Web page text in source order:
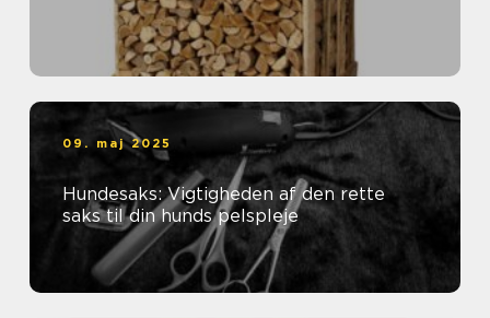
09. maj 2025
Hundesaks: Vigtigheden af den rette
saks til din hunds pelspleje